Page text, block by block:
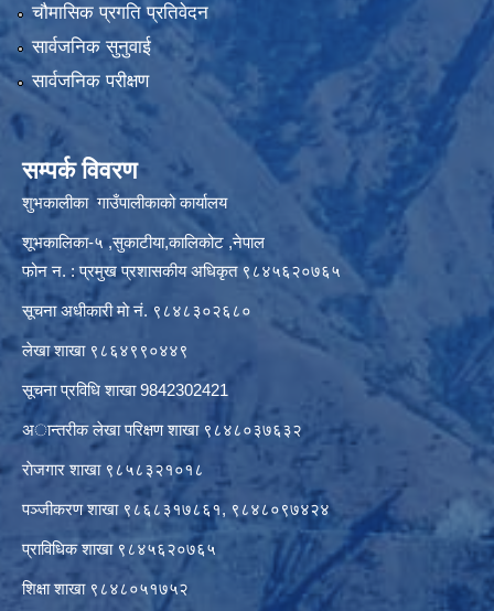
चौमासिक प्रगति प्रतिवेदन
सार्वजनिक सुनुवाई
सार्वजनिक परीक्षण
सम्पर्क विवरण
शुभकालीका गाउँपालीकाको कार्यालय
शूभकालिका-५ ,सुकाटीया,कालिकोट ,नेपाल
फोन न. : प्रमुख प्रशासकीय अधिकृत ९८४५६२०७६५
सूचना अधीकारी माे नं. ९८४८३०२६८०
लेखा शाखा ९८६४९९०४४९
सूचना प्रविधि शाखा 9842302421
अान्तरीक लेखा परिक्षण शाखा ९८४८०३७६३२
राेजगार शाखा ९८५८३२१०१८
पञ्जीकरण शाखा ९८६८३१७८६१, ९८४८०९७४२४
प्राविधिक शाखा ९८४५६२०७६५
शिक्षा शाखा ९८४८०५१७५२